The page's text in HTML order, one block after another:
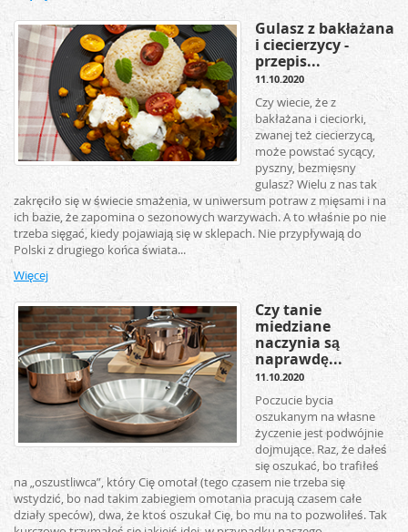
Gulasz z bakłażana
i ciecierzycy -
przepis...
11.10.2020
Czy wiecie, że z
bakłażana i cieciorki,
zwanej też ciecierzycą,
może powstać sycący,
pyszny, bezmięsny
gulasz? Wielu z nas tak
zakręciło się w świecie smażenia, w uniwersum potraw z mięsami i na
ich bazie, że zapomina o sezonowych warzywach. A to właśnie po nie
trzeba sięgać, kiedy pojawiają się w sklepach. Nie przypływają do
Polski z drugiego końca świata...
Więcej
Czy tanie
miedziane
naczynia są
naprawdę...
11.10.2020
Poczucie bycia
oszukanym na własne
życzenie jest podwójnie
dojmujące. Raz, że dałeś
się oszukać, bo trafiłeś
na „oszustliwca”, który Cię omotał (tego czasem nie trzeba się
wstydzić, bo nad takim zabiegiem omotania pracują czasem całe
działy speców), dwa, że ktoś oszukał Cię, bo mu na to pozwoliłeś. Tak